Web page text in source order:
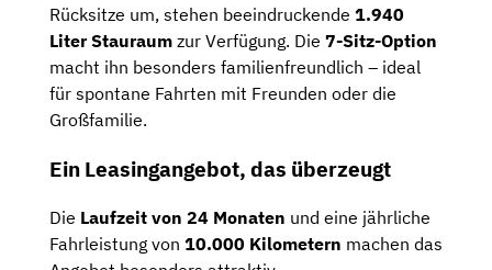
Rücksitze um, stehen beeindruckende 1.940
Liter Stauraum zur Verfügung. Die 7-Sitz-Option
macht ihn besonders familienfreundlich – ideal
für spontane Fahrten mit Freunden oder die
Großfamilie.
Ein Leasingangebot, das überzeugt
Die Laufzeit von 24 Monaten und eine jährliche
Fahrleistung von 10.000 Kilometern machen das